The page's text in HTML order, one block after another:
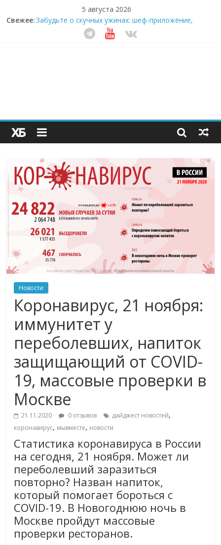
5 августа 2026
Свежее:Забудьте о скучных ужинах: шеф-приложение,
которое видит вашу еду насквозь
Небо зовёт: как бизнес на полётах дронов и
Секрет супергидратации: почему кокосовая вода с
пребиотиками становится главным трендом
здорового питания
Новости
Коронавирус, 21 ноября:
иммунитет у
переболевших, напиток
защищающий от COVID-
19, массовые проверки в
Москве
21.11.2020 0 отзывов дайджест новостей,
коронавирус, мывместе, новости
Статистика коронавируса в России
на сегодня, 21 ноября. Может ли
переболевший заразиться
повторно? Назван напиток,
который помогает бороться с
COVID-19. В Новогоднюю ночь в
Москве пройдут массовые
проверки ресторанов.